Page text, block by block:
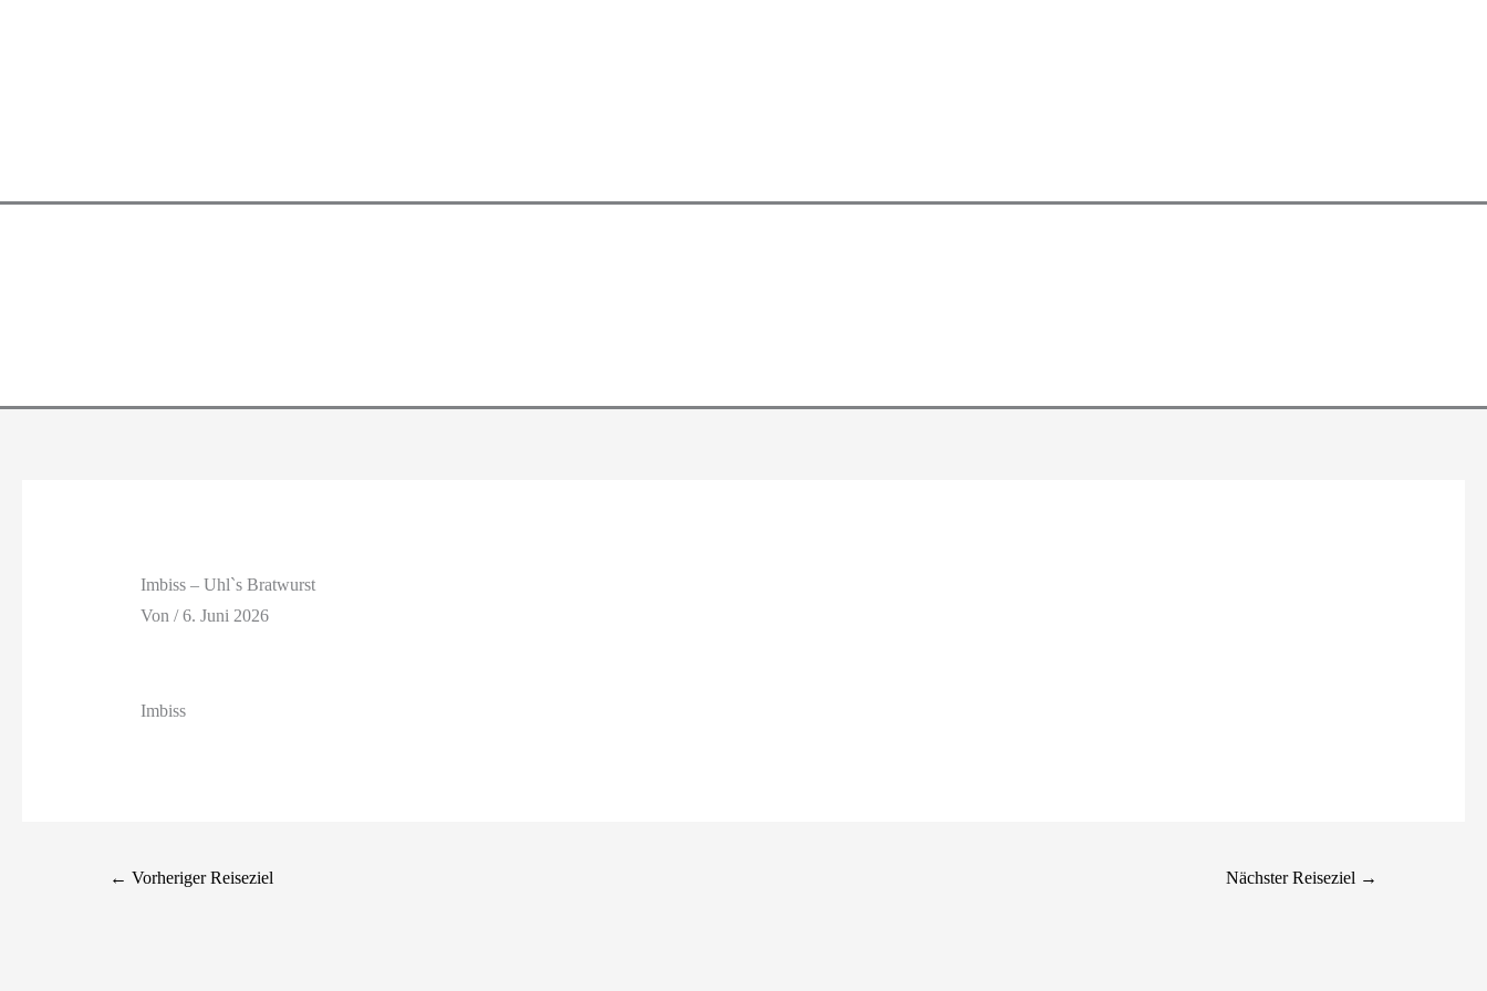
Imbiss – Uhl`s Bratwurst
Von /6. Juni 2026
Imbiss
← Vorheriger Reiseziel Nächster Reiseziel →